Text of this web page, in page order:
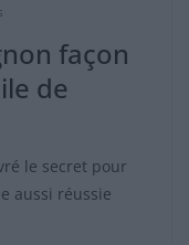
façon
de
le secret pour
aussi réussie